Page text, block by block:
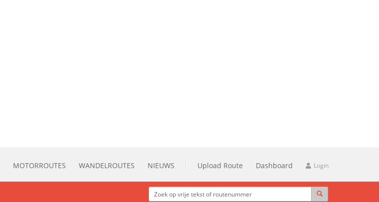
MOTORROUTES WANDELROUTES NIEUWS Upload Route Dashboard Login